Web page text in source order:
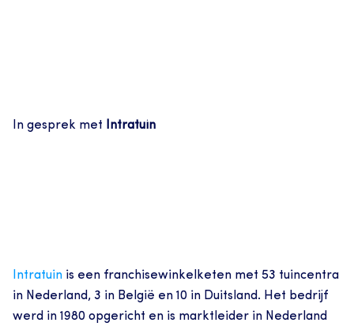
In gesprek met Intratuin
Intratuin is een franchisewinkelketen met 53 tuincentra
in Nederland, 3 in België en 10 in Duitsland. Het bedrijf
werd in 1980 opgericht en is marktleider in Nederland